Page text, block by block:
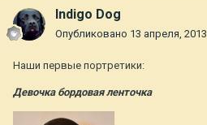
Indigo Dog
Опубликовано 13 апреля, 2013
Наши первые портретики:
Девочка бордовая ленточка